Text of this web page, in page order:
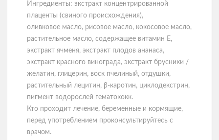
Ингредиенты: экстракт концентрированной
плаценты (свиного происхождения),
оливковое масло, рисовое масло, кокосовое масло,
растительное масло, содержащее витамин Е,
экстракт ячменя, экстракт плодов ананаса,
экстракт красного винограда, экстракт брусники /
желатин, глицерин, воск пчелиный, отдушки,
растительный лецитин, β-каротин, циклодекстрин,
пигмент водорослей гематококк.
Кто проходит лечение, беременные и кормящие,
перед употреблением проконсультируйтесь с
врачом.